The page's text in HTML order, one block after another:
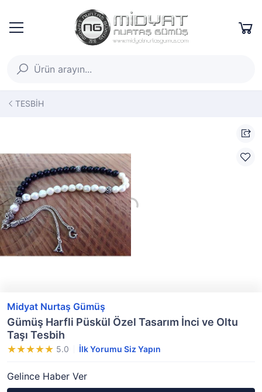
TESBİH
Midyat Nurtaş Gümüş
Gümüş Harfli Püskül Özel Tasarım İnci ve Oltu
Taşı Tesbih
5.0 İlk Yorumu Siz Yapın
Gelince Haber Ver